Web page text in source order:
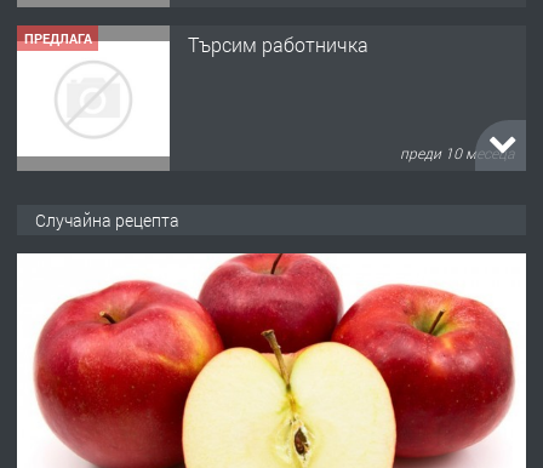
ПРЕДЛАГА Търсим работничка
преди 10 месеца
преди 1 година
ПРЕДЛАГА Работа за общи работници
Случайна рецепта